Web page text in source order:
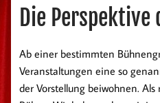
Die
Ab einer bestimmten
Veranstaltungen eine so
der Vorstellung beiwohnen. Als